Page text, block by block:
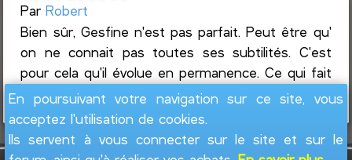
ParRobert
Bien sûr, Gesfine n'est pas parfait. Peut être qu'
on ne connait pas toutes ses subtilités. C'est
pour cela qu'il évolue en permanence. Ce qui fait
que c'est un produit exeptionnel ...Lire la suite
En poursuivant votre navigation sur ce site, vous
acceptez l'utilisation de cookies.
Ils servent à vous connecter sur le site et sur le